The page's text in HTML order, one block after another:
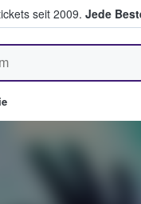
seit 2009. Jede
& verkaufen